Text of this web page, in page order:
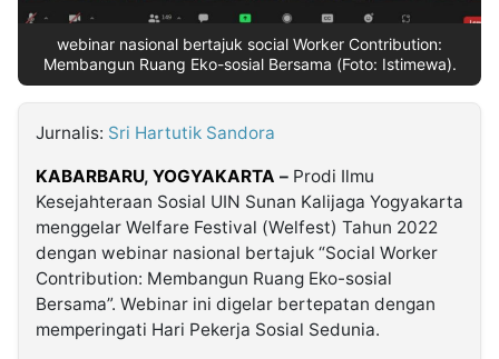
Kabarbaru.co
2026
webinar nasional bertajuk social Worker Contribution:
Membangun Ruang Eko-sosial Bersama (Foto: Istimewa).
Jurnalis: Sri Hartutik Sandora
KABARBARU, YOGYAKARTA – Prodi Ilmu
Kesejahteraan Sosial UIN Sunan Kalijaga Yogyakarta
menggelar Welfare Festival (Welfest) Tahun 2022
dengan webinar nasional bertajuk “Social Worker
Contribution: Membangun Ruang Eko-sosial
Bersama”. Webinar ini digelar bertepatan dengan
memperingati Hari Pekerja Sosial Sedunia.